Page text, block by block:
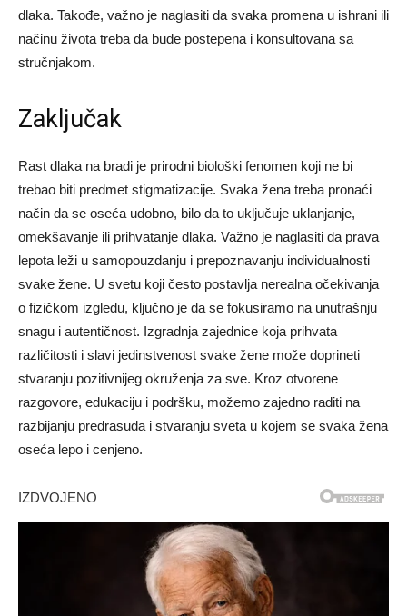
dlaka. Takođe, važno je naglasiti da svaka promena u ishrani ili
načinu života treba da bude postepena i konsultovana sa
stručnjakom.
Zaključak
Rast dlaka na bradi je prirodni biološki fenomen koji ne bi
trebao biti predmet stigmatizacije. Svaka žena treba pronaći
način da se oseća udobno, bilo da to uključuje uklanjanje,
omekšavanje ili prihvatanje dlaka. Važno je naglasiti da prava
lepota leži u samopouzdanju i prepoznavanju individualnosti
svake žene. U svetu koji često postavlja nerealna očekivanja
o fizičkom izgledu, ključno je da se fokusiramo na unutrašnju
snagu i autentičnost. Izgradnja zajednice koja prihvata
različitosti i slavi jedinstvenost svake žene može doprineti
stvaranju pozitivnijeg okruženja za sve. Kroz otvorene
razgovore, edukaciju i podršku, možemo zajedno raditi na
razbijanju predrasuda i stvaranju sveta u kojem se svaka žena
oseća lepo i cenjeno.